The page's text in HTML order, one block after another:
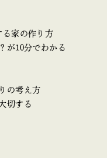
る家の作り方
が10分でわかる
の考え方
切する